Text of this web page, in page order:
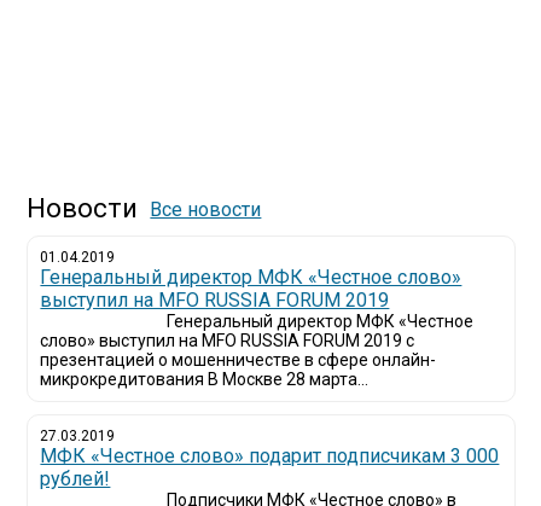
Новости Все новости
01.04.2019
Генеральный директор МФК «Честное слово»
выступил на MFO RUSSIA FORUM 2019
Генеральный директор МФК «Честное
слово» выступил на MFO RUSSIA FORUM 2019 с
презентацией о мошенничестве в сфере онлайн-
микрокредитования В Москве 28 марта...
27.03.2019
МФК «Честное слово» подарит подписчикам 3 000
рублей!
Подписчики МФК «Честное слово» в